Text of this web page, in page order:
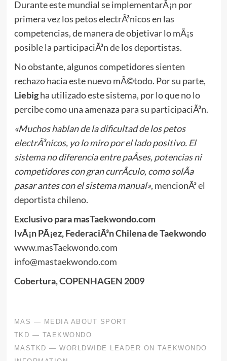
Durante este mundial se implementarÃ¡n por
primera vez los petos electrÃ³nicos en las
competencias, de manera de objetivar lo mÃ¡s
posible la participaciÃ³n de los deportistas.
No obstante, algunos competidores sienten
rechazo hacia este nuevo mÃ©todo. Por su parte,
Liebigha utilizado este sistema, por lo que no lo
percibe como una amenaza para su participaciÃ³n.
«Muchos hablan de la dificultad de los petos
electrÃ³nicos, yo lo miro por el lado positivo. El
sistema no diferencia entre paÃ­ses, potencias ni
competidores con gran currÃ­culo, como solÃ­a
pasar antes con el sistema manual», mencionÃ³ el
deportista chileno.
Exclusivo para masTaekwondo.com
IvÃ¡n PÃ¡ez, FederaciÃ³n Chilena de Taekwondo
www.masTaekwondo.com
info@mastaekwondo.com
Cobertura, COPENHAGEN 2009